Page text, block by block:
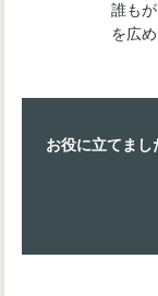
誰も
を広
お役に立てま